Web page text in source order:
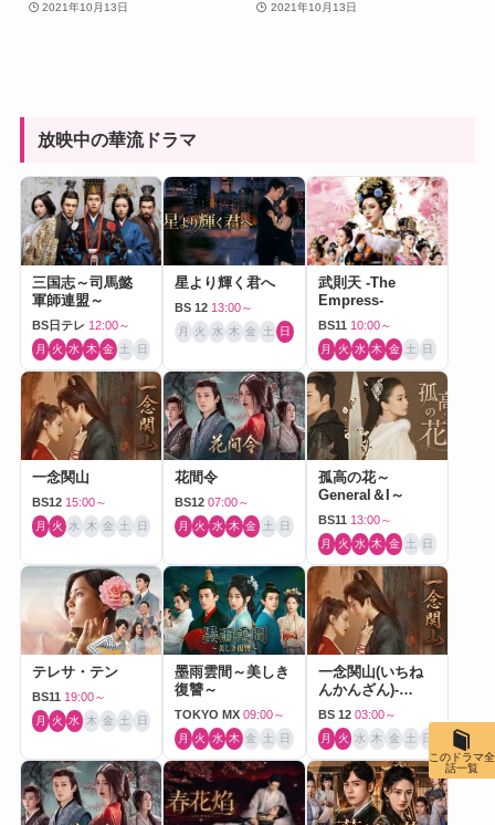
2021年10月13日 2021年10月13日
放映中の華流ドラマ
三国志～司馬懿
軍師連盟～
BS日テレ 12:00～
月 火 水 木 金 土 日
星より輝く君へ
BS 12 13:00～
月 火 水 木 金 土 日
武則天 -The
Empress-
BS11 10:00～
月 火 水 木 金 土 日
一念関山
BS12 15:00～
月 火 水 木 金 土 日
花間令
BS12 07:00～
月 火 水 木 金 土 日
孤高の花～
General＆I～
BS11 13:00～
月 火 水 木 金 土 日
テレサ・テン
BS11 19:00～
月 火 水 木 金 土 日
墨雨雲間～美しき
復讐～
TOKYO MX 09:00～
月 火 水 木 金 土 日
一念関山(いちね
んかんざん)-
Journey to Love-
BS 12 03:00～
月 火 水 木 金 土
日
このドラマ全
話一覧